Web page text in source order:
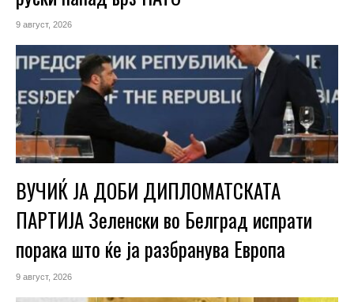
9 август, 2026
ВУЧИЌ ЈА ДОБИ ДИПЛОМАТСКАТА
ПАРТИЈА Зеленски во Белград испрати
порака што ќе ја разбранува Европа
9 август, 2026